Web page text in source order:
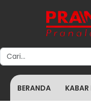
Search for:
BERANDA